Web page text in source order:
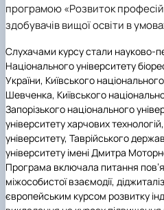
Іноземні
Їдальні та
Студентські
Центр
Інклюзивне
Рада
Наукові
Методичні
Форми
ЦКНО
садово-паркове
Обладнання
Біоетична комісія
Наукові видання
Звіт про
Наукові
Наукові
Пам'ятка
заходів
Порядок
проведення НТЗ
Результати
Монографії
Каталог
«SEB-2024»
«SEB-2025»
Наглядова
Рада
2020»
Історія
Видатні
Пам'яті
Почесні
Пресслужба
Вибори
Програма
ініціатива –
Доступ до
Державні закупівлі
Антикорупційні
виявлення
Положення
Нормативно-
Методичні
Гендерна радниця
Контактна
програмою«Розвиток
здобувачів вищої освіти в
Слухачами курсу стали науково-
Національного університету
України, Київського
Шевченка, Київського
Запорізького національного
університету харчових
університету, Таврійського
університету імені Дмитра
Програма включала питання
міжособистої взаємодії,
європейським курсом розвитку